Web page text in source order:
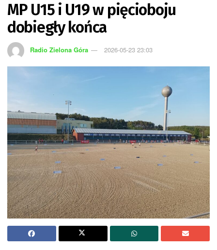
MP U15 i U19 w pięcioboju
dobiegły końca
Radio Zielona Góra 2026-05-23 23:03